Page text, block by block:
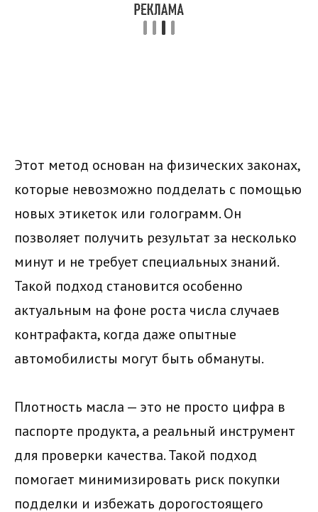
Этот метод основан на физических законах,
которые невозможно подделать с помощью
новых этикеток или голограмм. Он
позволяет получить результат за несколько
минут и не требует специальных знаний.
Такой подход становится особенно
актуальным на фоне роста числа случаев
контрафакта, когда даже опытные
автомобилисты могут быть обмануты.
Плотность масла — это не просто цифра в
паспорте продукта, а реальный инструмент
для проверки качества. Такой подход
помогает минимизировать риск покупки
подделки и избежать дорогостоящего